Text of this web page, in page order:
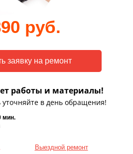
руб.
работы и материалы!
в день обращения!
мин.
Выездной ремонт